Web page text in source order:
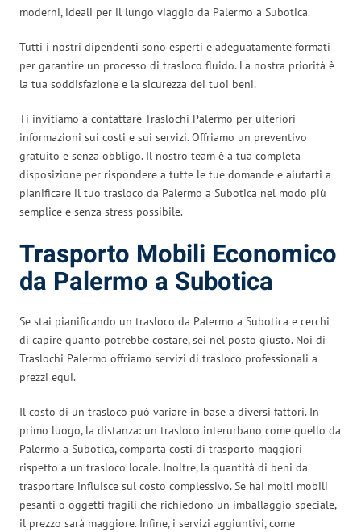
moderni, ideali per il lungo viaggio da Palermo a Subotica.
Tutti i nostri dipendenti sono esperti e adeguatamente formati
per garantire un processo di trasloco fluido. La nostra priorità è
la tua soddisfazione e la sicurezza dei tuoi beni.
Ti invitiamo a contattare Traslochi Palermo per ulteriori
informazioni sui costi e sui servizi. Offriamo un preventivo
gratuito e senza obbligo. Il nostro team è a tua completa
disposizione per rispondere a tutte le tue domande e aiutarti a
pianificare il tuo trasloco da Palermo a Subotica nel modo più
semplice e senza stress possibile.
Trasporto Mobili Economico
da Palermo a Subotica
Se stai pianificando un trasloco da Palermo a Subotica e cerchi
di capire quanto potrebbe costare, sei nel posto giusto. Noi di
Traslochi Palermo offriamo servizi di trasloco professionali a
prezzi equi.
Il costo di un trasloco può variare in base a diversi fattori. In
primo luogo, la distanza: un trasloco interurbano come quello da
Palermo a Subotica, comporta costi di trasporto maggiori
rispetto a un trasloco locale. Inoltre, la quantità di beni da
trasportare influisce sul costo complessivo. Se hai molti mobili
pesanti o oggetti fragili che richiedono un imballaggio speciale,
il prezzo sarà maggiore. Infine, i servizi aggiuntivi, come